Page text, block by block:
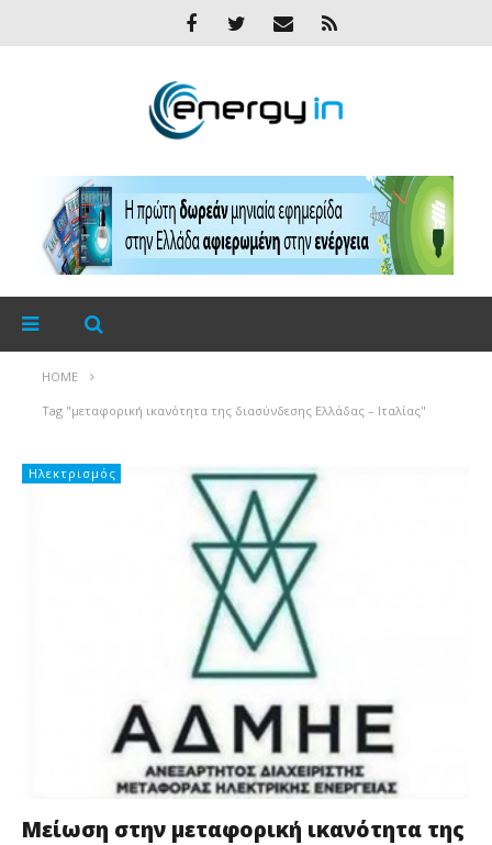
HOME
Tag "μεταφορική ικανότητα της διασύνδεσης Ελλάδας – Ιταλίας"
Ηλεκτρισμός
Μείωση στην μεταφορική ικανότητα της